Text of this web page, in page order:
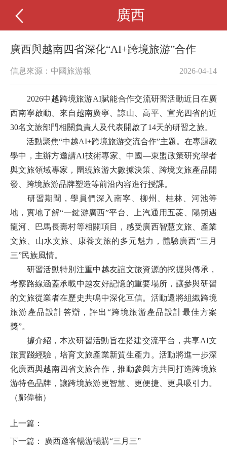
廣西
廣西與越南四省深化“AI+跨境旅游”合作
信息來源：中國旅游報 2026-04-14
2026中越跨境旅游AI賦能合作交流研習活動近日在廣
西南寧啟動。來自越南廣寧、諒山、高平、宣光四省的近
30名文旅部門相關負責人及代表開啟了14天的研習之旅。
活動聚焦“中越AI+跨境旅游交流合作”主題。在專題教
學中，主辦方邀請AI技術專家、中國—東盟政策研究學者
與文旅領域專家，圍繞旅游大數據決策、跨境文旅產品開
發、跨境旅游品牌塑造等前沿內容進行授課。
研習期間，學員們深入南寧、柳州、桂林、河池等
地，實地了解“一鍵游廣西”平台、上汽通用五菱、陽朔遇
龍河、巴馬長壽村等相關項目，感受廣西智慧文旅、產業
文旅、山水文旅、康養文旅的多元魅力，體驗廣西“三月
三”民族風情。
研習活動特別注重中越友誼文旅資源的挖掘與傳承，
考察路線涵蓋承載中越友好記憶的重要場所，讓參與研習
的文旅從業者在歷史共鳴中深化互信。活動還將組織跨境
旅游產品設計答辯，評出“跨境旅游產品設計最佳方案
獎”。
據介紹，本次研習活動旨在搭建交流平台，共享AI文
旅實踐經驗，培育文旅產業新質生產力。活動將進一步深
化廣西與越南四省文旅合作，推動參與方共同打造跨境旅
游特色品牌，讓跨境旅游更智慧、更便捷、更具吸引力。
（鄺偉楠）
上一篇：
下一篇： 廣西邀客暢游暢購“三月三”